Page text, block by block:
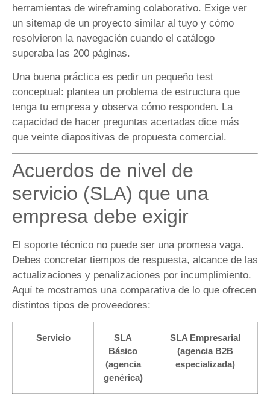
herramientas de wireframing colaborativo. Exige ver
un sitemap de un proyecto similar al tuyo y cómo
resolvieron la navegación cuando el catálogo
superaba las 200 páginas.
Una buena práctica es pedir un pequeño test
conceptual: plantea un problema de estructura que
tenga tu empresa y observa cómo responden. La
capacidad de hacer preguntas acertadas dice más
que veinte diapositivas de propuesta comercial.
Acuerdos de nivel de
servicio (SLA) que una
empresa debe exigir
El soporte técnico no puede ser una promesa vaga.
Debes concretar tiempos de respuesta, alcance de las
actualizaciones y penalizaciones por incumplimiento.
Aquí te mostramos una comparativa de lo que ofrecen
distintos tipos de proveedores:
Servicio
SLA
Básico
(agencia
genérica)
SLA Empresarial
(agencia B2B
especializada)